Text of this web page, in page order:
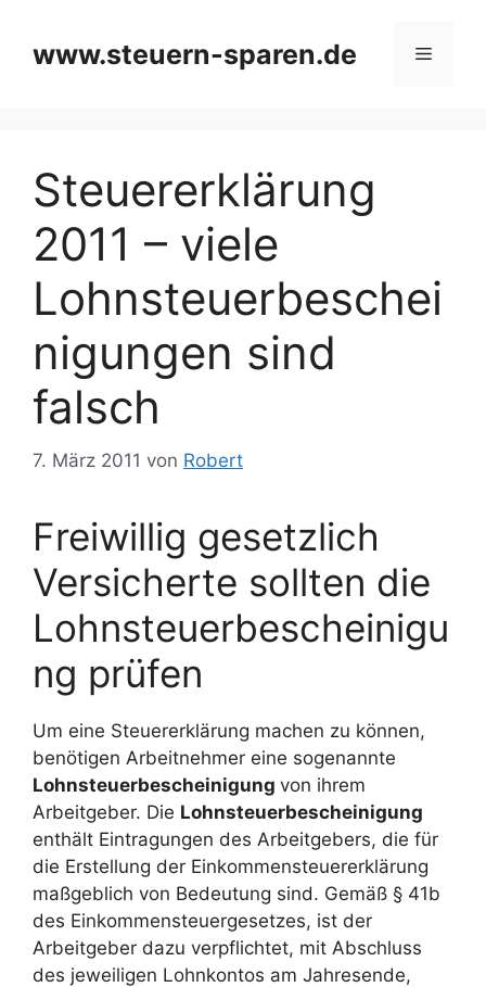
springen
www.steuern-sparen.de Menü
Steuererklärung
2011 – viele
Lohnsteuerbeschei
nigungen sind
falsch
7. März 2011 von Robert
Freiwillig gesetzlich
Versicherte sollten die
Lohnsteuerbescheinigu
ng prüfen
Um eine Steuererklärung machen zu können,
benötigen Arbeitnehmer eine sogenannte
Lohnsteuerbescheinigung von ihrem
Arbeitgeber. Die Lohnsteuerbescheinigung
enthält Eintragungen des Arbeitgebers, die für
die Erstellung der Einkommensteuererklärung
maßgeblich von Bedeutung sind. Gemäß § 41b
des Einkommensteuergesetzes, ist der
Arbeitgeber dazu verpflichtet, mit Abschluss
des jeweiligen Lohnkontos am Jahresende,